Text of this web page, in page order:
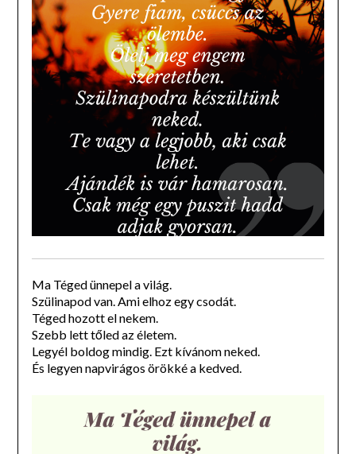
Ma Téged ünnepel a világ.
Szülinapod van. Ami elhoz egy csodát.
Téged hozott el nekem.
Szebb lett tőled az életem.
Legyél boldog mindig. Ezt kívánom neked.
És legyen napvirágos örökké a kedved.